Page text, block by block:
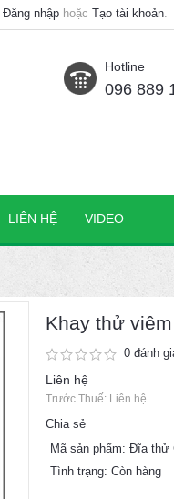
Đăng nhập hoặc Tạo tài khoản.
Hotline
096 889
LIÊN HỆ VIDEO
Khay thử
0 đánh
Liên hệ
Trước Thuế: Liên hệ
Chia sẻ
Mã sản phẩm: Đĩa thử
Tình trạng: Còn hàng